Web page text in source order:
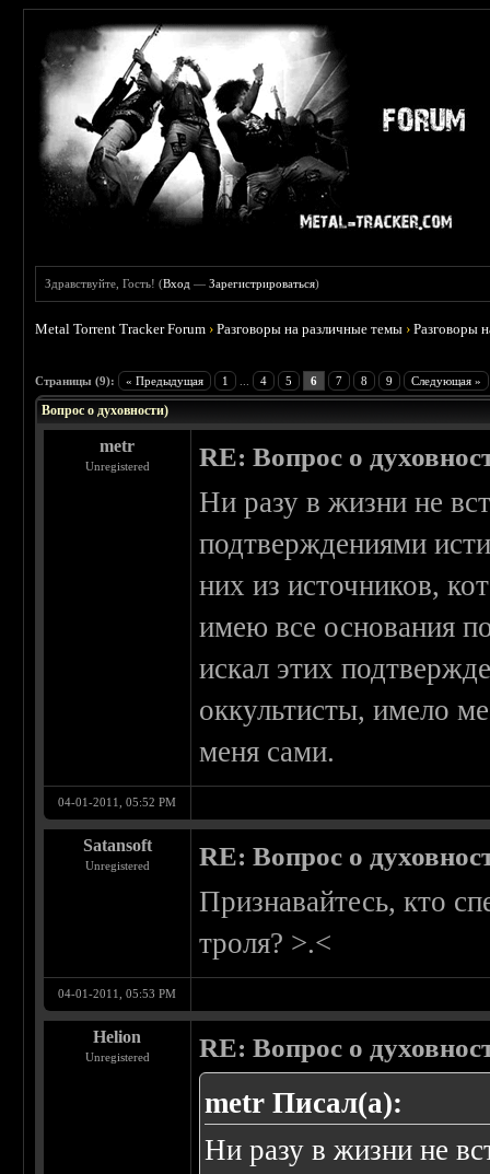
Здравствуйте, Гость! (Вход —Зарегистрироваться)
Metal Torrent Tracker Forum ›Разговоры на различные темы ›Разговоры
Страницы (9): « Предыдущая 1 4 5 6 7 8 9 Следующая »
Вопрос о духовности)
metr
Unregistered RE: Вопрос о
Ни разу в жизни не
подтверждениями
них из источников,
имею все основания
искал этих
оккультисты, имело
меня сами.
04-01-2011, 05:52 PM
Satansoft
Unregistered RE: Вопрос о
Признавайтесь, кто
троля? >.<
04-01-2011, 05:53 PM
Helion
Unregistered RE: Вопрос о
metr Писал(а):
Ни разу в жизни не